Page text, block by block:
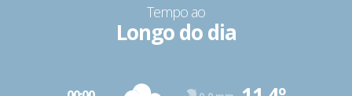
Tempo ao
Longo do dia